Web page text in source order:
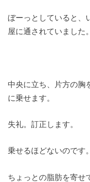
ぼーっとしていると、
屋に通されていました。
中央に立ち、片方の胸
に乗せます。
失礼。訂正します。
乗せるほどないのです。
ちょっとの脂肪を寄せ